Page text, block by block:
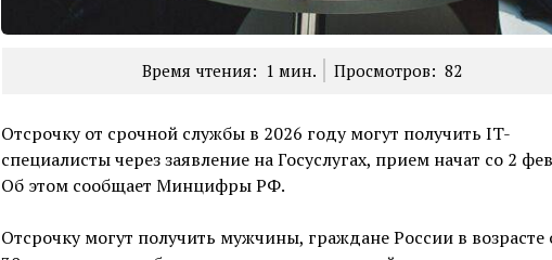
Время чтения: 1 мин. Просмотров: 82
Отсрочку от срочной службы в 2026 году могут получить IT-
специалисты через заявление на Госуслугах, прием начат со 2
Об этом сообщает Минцифры РФ.
Отсрочку могут получить мужчины, граждане России в возрасте